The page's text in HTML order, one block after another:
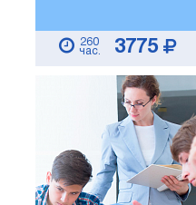
260
час.
3775